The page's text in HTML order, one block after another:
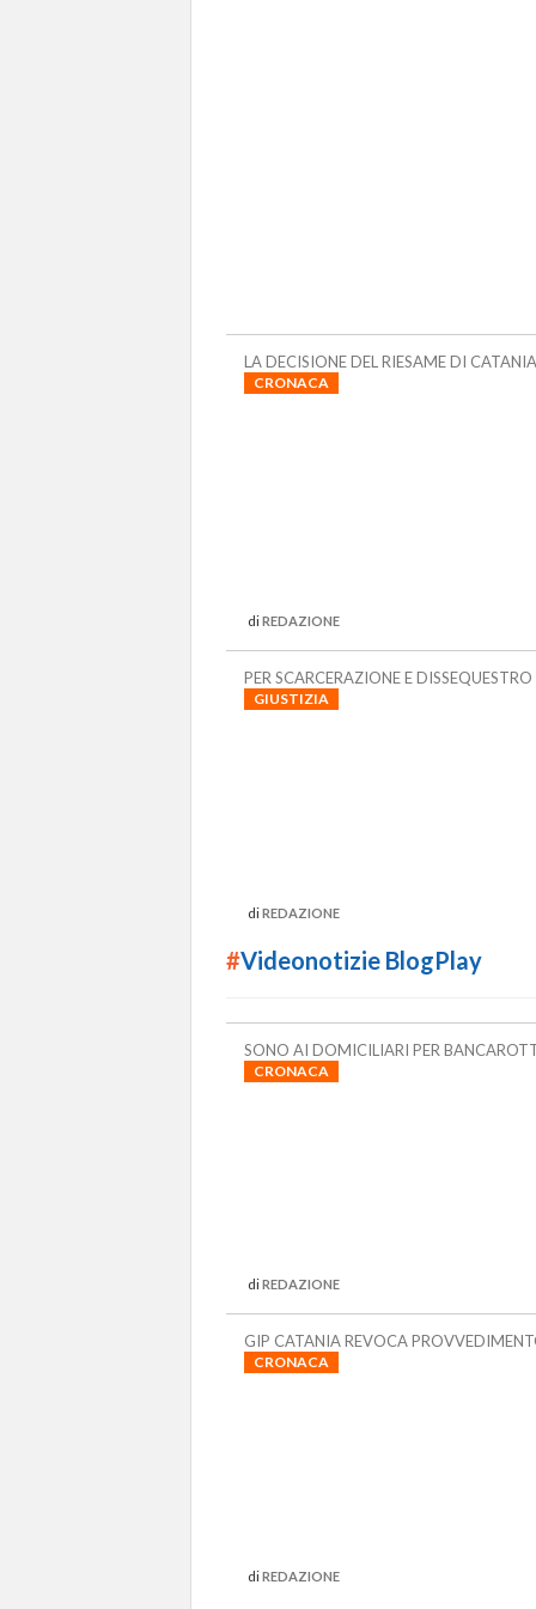
LA DECISIONE DEL RIESAME DI CATANIA
CRONACA
diREDAZIONE
PER SCARCERAZIONE E
GIUSTIZIA
diREDAZIONE
#Videonotizie BlogPlay
SONO AI DOMICILIARI PER
CRONACA
diREDAZIONE
GIP CATANIA REVOCA
CRONACA
diREDAZIONE